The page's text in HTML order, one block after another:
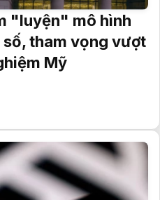
"luyện" mô hình
tham vọng vượt
Mỹ